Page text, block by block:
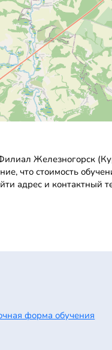
Железногорск
что стоимость
адрес и
форма обучения